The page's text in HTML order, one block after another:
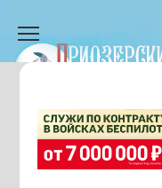
содержанию